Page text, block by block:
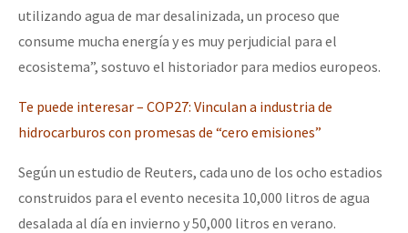
utilizando agua de mar desalinizada, un proceso que
consume mucha energía y es muy perjudicial para el
ecosistema”, sostuvo el historiador para medios europeos.
Te puede interesar – COP27: Vinculan a industria de
hidrocarburos con promesas de “cero emisiones”
Según un estudio de Reuters, cada uno de los ocho estadios
construidos para el evento necesita 10,000 litros de agua
desalada al día en invierno y 50,000 litros en verano.